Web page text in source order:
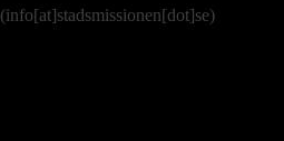
(info[at]stadsmissionen[dot]se)